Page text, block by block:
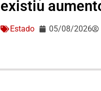
existiu
Estado 05/08/2026